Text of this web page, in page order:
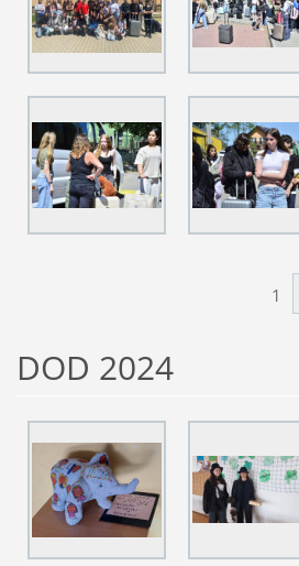
1
DOD 2024